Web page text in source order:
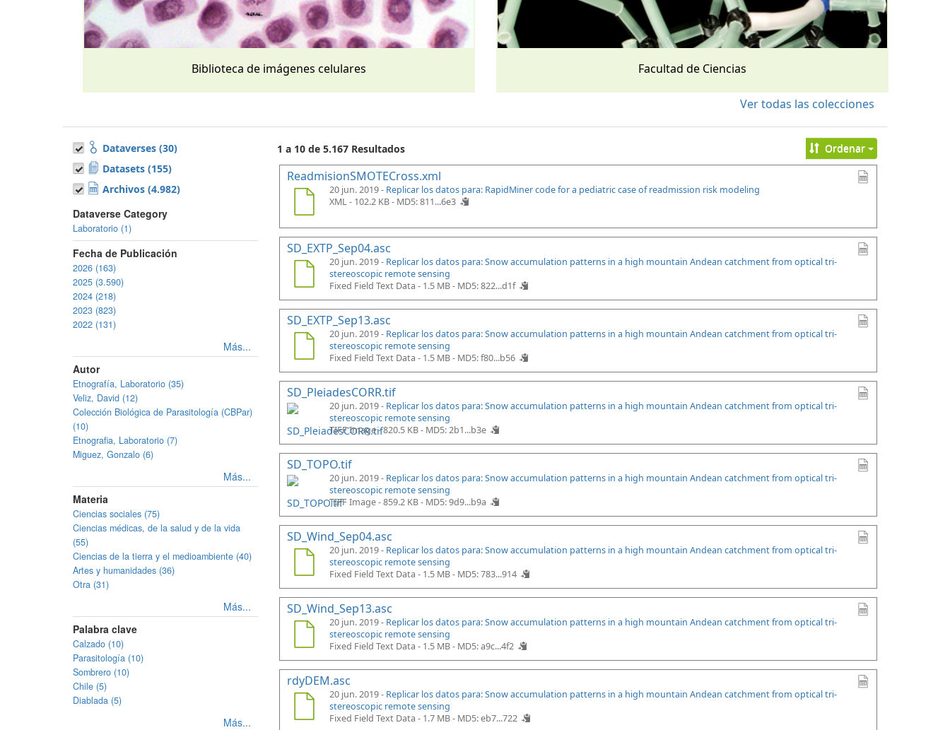
Biblioteca de imágenes celulares Facultad de Ciencias
Ver todas las colecciones
Dataverses (30)
Datasets (155)
Archivos (4.982)
Dataverse Category
Laboratorio (1)
Fecha de Publicación
2026 (163)
2025 (3.590)
2024 (218)
2023 (823)
2022 (131)
Más...
Autor
Etnografía, Laboratorio (35)
Veliz, David (12)
Colección Biológica de Parasitología (CBPar)
(10)
Etnografia, Laboratorio (7)
Miguez, Gonzalo (6)
Más...
Materia
Ciencias sociales (75)
Ciencias médicas, de la salud y de la vida
(55)
Ciencias de la tierra y el medioambiente (40)
Artes y humanidades (36)
Otra (31)
Más...
Palabra clave
Calzado (10)
Parasitología (10)
Sombrero (10)
Chile (5)
Diablada (5)
Más...
1 a 10 de 5.167 Resultados Ordenar
ReadmisionSMOTECross.xml
20 jun. 2019 - Replicar los datos para: RapidMiner code for a pediatric case of readmission risk modeling
XML - 102.2 KB - MD5: 811...6e3
SD_EXTP_Sep04.asc
20 jun. 2019 - Replicar los datos para: Snow accumulation patterns in a high mountain Andean catchment from optical tri-
stereoscopic remote sensing
Fixed Field Text Data - 1.5 MB - MD5: 822...d1f
SD_EXTP_Sep13.asc
20 jun. 2019 - Replicar los datos para: Snow accumulation patterns in a high mountain Andean catchment from optical tri-
stereoscopic remote sensing
Fixed Field Text Data - 1.5 MB - MD5: f80...b56
SD_PleiadesCORR.tif
20 jun. 2019 - Replicar los datos para: Snow accumulation patterns in a high mountain Andean catchment from optical tri-
stereoscopic remote sensing
TIFF Image - 820.5 KB - MD5: 2b1...b3e
SD_TOPO.tif
20 jun. 2019 - Replicar los datos para: Snow accumulation patterns in a high mountain Andean catchment from optical tri-
stereoscopic remote sensing
TIFF Image - 859.2 KB - MD5: 9d9...b9a
SD_Wind_Sep04.asc
20 jun. 2019 - Replicar los datos para: Snow accumulation patterns in a high mountain Andean catchment from optical tri-
stereoscopic remote sensing
Fixed Field Text Data - 1.5 MB - MD5: 783...914
SD_Wind_Sep13.asc
20 jun. 2019 - Replicar los datos para: Snow accumulation patterns in a high mountain Andean catchment from optical tri-
stereoscopic remote sensing
Fixed Field Text Data - 1.5 MB - MD5: a9c...4f2
rdyDEM.asc
20 jun. 2019 - Replicar los datos para: Snow accumulation patterns in a high mountain Andean catchment from optical tri-
stereoscopic remote sensing
Fixed Field Text Data - 1.7 MB - MD5: eb7...722